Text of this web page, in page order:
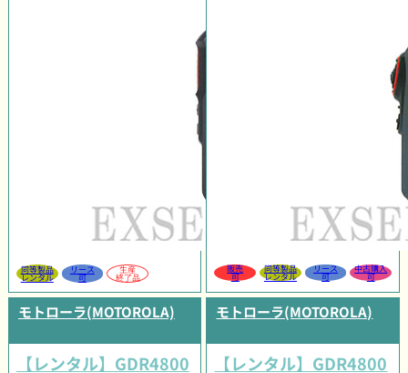
同等製品
レンタル
リース
可
生産
終了品
販売
可
同等製品
レンタル
リース
可
中古購入
可
モトローラ(MOTOROLA)
【レンタル】GDR4800
モトローラ(MOTOROLA)
【レンタル】GDR4800